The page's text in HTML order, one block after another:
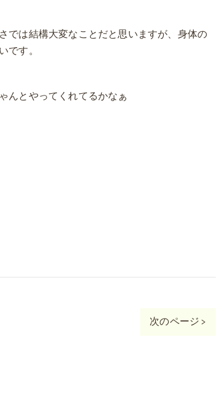
さでは結構大変なことだと思いますが、 身体の
です。
んとやってくれてるかなぁ
次のページ >